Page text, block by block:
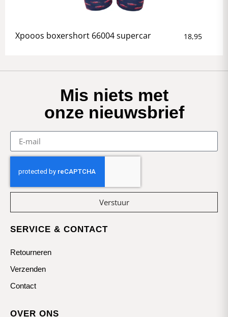
Xpooos boxershort 66004 supercar 18,95
Mis niets met
onze nieuwsbrief
Verstuur
SERVICE & CONTACT
Retourneren
Verzenden
Contact
OVER ONS